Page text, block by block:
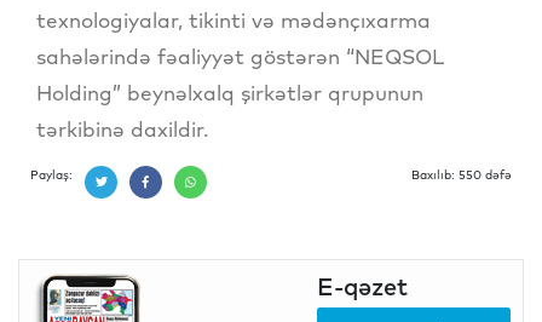
texnologiyalar, tikinti və mədənçıxarma
sahələrində fəaliyyət göstərən “NEQSOL
Holding” beynəlxalq şirkətlər qrupunun
tərkibinə daxildir.
Paylaş: Baxılıb: 550 dəfə
E-qəzet